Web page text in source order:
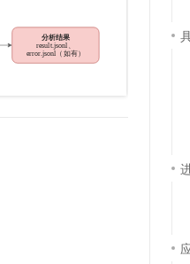
创作平台
千问
大模
识别商机，让客服更高效、服务更出色
AI
新老
主机
大模型
自然
数据标